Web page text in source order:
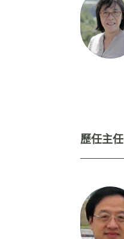
歷任主任